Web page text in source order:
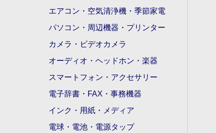
エアコン・空気清浄機・季節家電
パソコン・周辺機器・プリンター
カメラ・ビデオカメラ
オーディオ・ヘッドホン・楽器
スマートフォン・アクセサリー
電子辞書・FAX・事務機器
インク・用紙・メディア
電球・電池・電源タップ